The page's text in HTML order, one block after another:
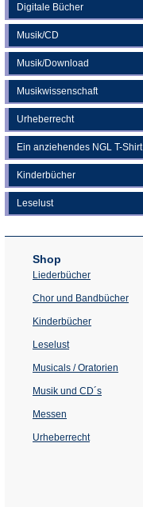
Digitale Bücher
Musik/CD
Musik/Download
Musikwissenschaft
Urheberrecht
Ein anziehendes NGL T-Shirt
Kinderbücher
Leselust
Shop
Liederbücher
Chor und Bandbücher
Kinderbücher
Leselust
Musicals / Oratorien
Musik und CD´s
Messen
Urheberrecht